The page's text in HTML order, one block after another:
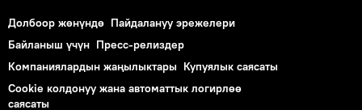
Долбоор жөнүндө Пайдалануу эрежелери
Байланыш үчүн Пресс-релиздер
Компаниялардын жаңылыктары Купуялык саясаты
Cookie колдонуу жана автоматтык логирлөө
саясаты